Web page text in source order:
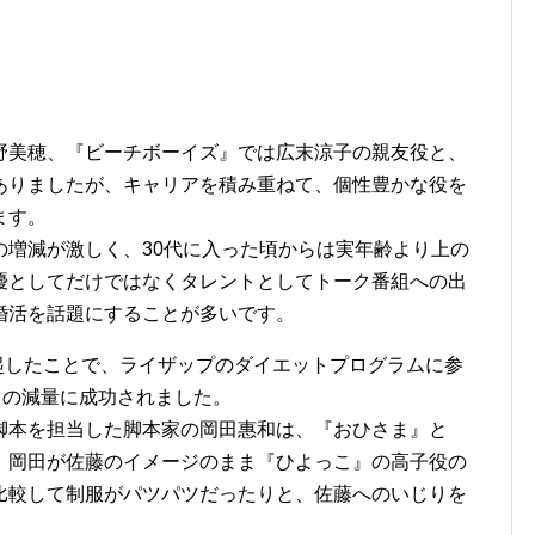
穂、『ビーチボーイズ』では広末涼子の親友役と、
ましたが、キャリアを積み重ねて、個性豊かな役を
。
減が激しく、30代に入った頃からは実年齢より上の
してだけではなくタレントとしてトーク番組への出
を話題にすることが多いです。
たことで、ライザップのダイエットプログラムに参
減量に成功されました。
を担当した脚本家の岡田惠和は、『おひさま』と
田が佐藤のイメージのまま『ひよっこ』の高子役の
して制服がパツパツだったりと、佐藤へのいじりを